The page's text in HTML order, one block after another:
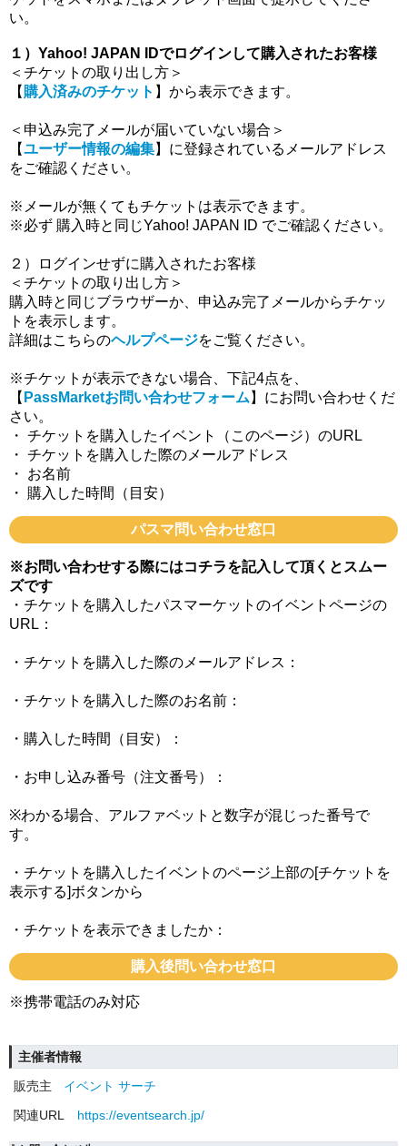
い。
１）Yahoo! JAPAN IDでログインして購入されたお客様
＜チケットの取り出し方＞
【 購入済みのチケット 】から表示できます。
＜申込み完了メールが届いていない場合＞
【ユーザー情報の編集】に登録されているメールアドレス
をご確認ください。
※メールが無くてもチケットは表示できます。
※必ず 購入時と同じYahoo! JAPAN ID でご確認ください。
２）ログインせずに購入されたお客様
＜チケットの取り出し方＞
購入時と同じブラウザーか、申込み完了メールからチケッ
トを表示します。
詳細はこちらのヘルプページをご覧ください。
※チケットが表示できない場合、下記4点を、
【 PassMarketお問い合わせフォーム 】にお問い合わせくだ
さい。
・ チケットを購入したイベント（このページ）のURL
・ チケットを購入した際のメールアドレス
・ お名前
・ 購入した時間（目安）
パスマ問い合わせ窓口
※お問い合わせする際にはコチラを記入して頂くとスムー
ズです
・チケットを購入したパスマーケットのイベントページの
URL：
・チケットを購入した際のメールアドレス：
・チケットを購入した際のお名前：
・購入した時間（目安）：
・お申し込み番号（注文番号）：
※わかる場合、アルファベットと数字が混じった番号で
す。
・チケットを購入したイベントのページ上部の[チケットを
表示する]ボタンから
・チケットを表示できましたか：
購入後問い合わせ窓口
※携帯電話のみ対応
主催者情報
販売主
イベント サーチ
関連URL
https://eventsearch.jp/